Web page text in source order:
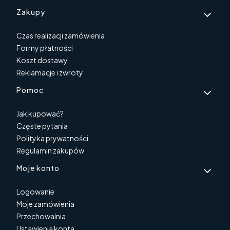
Linki w stopce
Zakupy
Czas realizacji zamówienia
Formy płatności
Koszt dostawy
Reklamacje i zwroty
Pomoc
Jak kupować?
Częste pytania
Polityka prywatności
Regulamin zakupów
Moje konto
Logowanie
Moje zamówienia
Przechowalnia